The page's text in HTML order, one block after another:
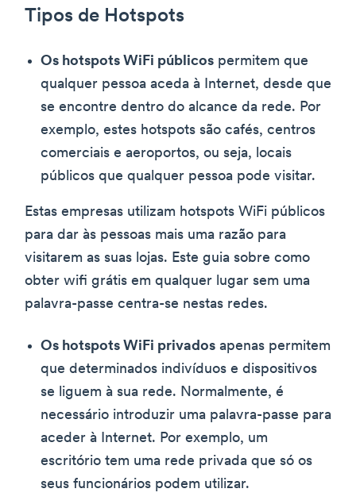
Tipos de Hotspots
Os hotspots WiFi públicos permitem que
qualquer pessoa aceda à Internet, desde que
se encontre dentro do alcance da rede. Por
exemplo, estes hotspots são cafés, centros
comerciais e aeroportos, ou seja, locais
públicos que qualquer pessoa pode visitar.
Estas empresas utilizam hotspots WiFi públicos
para dar às pessoas mais uma razão para
visitarem as suas lojas. Este guia sobre como
obter wifi grátis em qualquer lugar sem uma
palavra-passe centra-se nestas redes.
Os hotspots WiFi privados apenas permitem
que determinados indivíduos e dispositivos
se liguem à sua rede. Normalmente, é
necessário introduzir uma palavra-passe para
aceder à Internet. Por exemplo, um
escritório tem uma rede privada que só os
seus funcionários podem utilizar.